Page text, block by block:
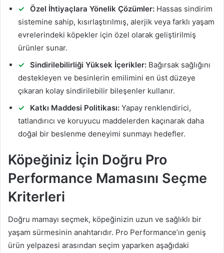
Özel İhtiyaçlara Yönelik Çözümler: Hassas sindirim
sistemine sahip, kısırlaştırılmış, alerjik veya farklı yaşam
evrelerindeki köpekler için özel olarak geliştirilmiş
ürünler sunar.
Sindirilebilirliği Yüksek İçerikler: Bağırsak sağlığını
destekleyen ve besinlerin emilimini en üst düzeye
çıkaran kolay sindirilebilir bileşenler kullanır.
Katkı Maddesi Politikası: Yapay renklendirici,
tatlandırıcı ve koruyucu maddelerden kaçınarak daha
doğal bir beslenme deneyimi sunmayı hedefler.
Köpeğiniz İçin Doğru Pro
Performance Mamasını Seçme
Kriterleri
Doğru mamayı seçmek, köpeğinizin uzun ve sağlıklı bir
yaşam sürmesinin anahtarıdır. Pro Performance’ın geniş
ürün yelpazesi arasından seçim yaparken aşağıdaki